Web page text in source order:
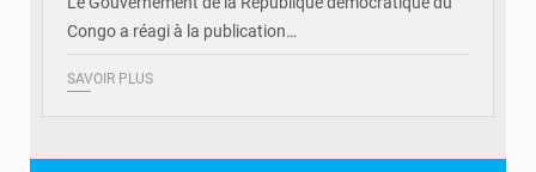
Congo a réagi à la publication…
SAVOIR PLUS